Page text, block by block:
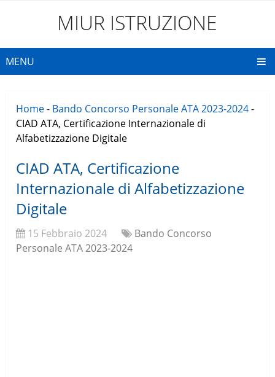
MIUR ISTRUZIONE
MENU
Home- Bando Concorso Personale ATA 2023-2024-
CIAD ATA, Certificazione Internazionale di
Alfabetizzazione Digitale
CIAD ATA, Certificazione
Internazionale di Alfabetizzazione
Digitale
15 Febbraio 2024
Bando Concorso
Personale ATA 2023-2024